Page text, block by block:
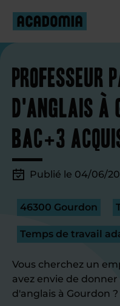
Professeur
d'anglais à
Bac+3
Publié le 04/06/
46300 Gourdon
Temps de travail
Vous cherchez un
avez envie de
d'anglais à Gourdon ?